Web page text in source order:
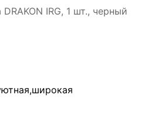
IRG, 1 шт., черный